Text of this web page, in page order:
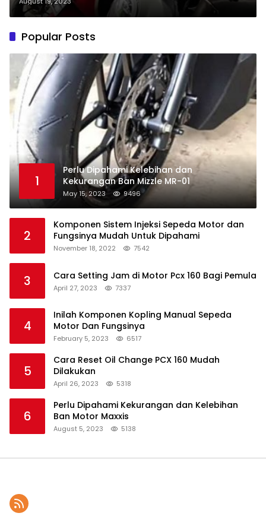
Popular Posts
1
Perlu Dipahami Kelebihan dan
Kekurangan Ban Mizzle MR-01
May 15, 2023 9496
2
Komponen Sistem Injeksi Sepeda Motor dan
Fungsinya Mudah Untuk Dipahami
November 18, 2022 7542
3 Cara Setting Jam di Motor Pcx 160 Bagi Pemula
April 27, 2023 7337
4
Inilah Komponen Kopling Manual Sepeda
Motor Dan Fungsinya
February 5, 2023 6517
5
Cara Reset Oil Change PCX 160 Mudah
Dilakukan
April 26, 2023 5318
6
Perlu Dipahami Kekurangan dan Kelebihan
Ban Motor Maxxis
August 5, 2023 5138